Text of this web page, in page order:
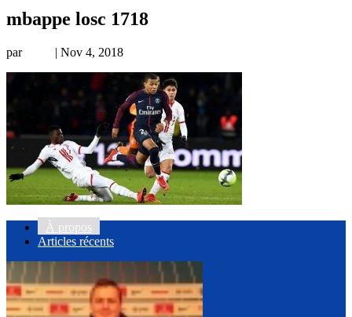
mbappe losc 1718
par | Nov 4, 2018
À propos
Articles récents